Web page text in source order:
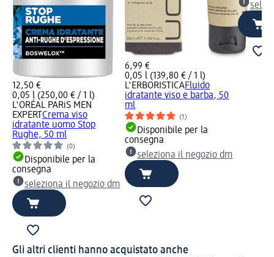
12,50 €
0,05 l (250,00 € / 1 l)
L'ORÉAL PARiS MEN
EXPERTCrema viso
idratante uomo Stop
Rughe, 50 ml
(0)
Disponibile per la
consegna
seleziona il negozio dm
6,99 €
0,05 l (139,80 € / 1 l)
L'ERBORISTICAFluido
idratante viso e barba, 50
ml
(1)
Disponibile per la
consegna
seleziona il negozio dm
Gli altri clienti hanno acquistato anche